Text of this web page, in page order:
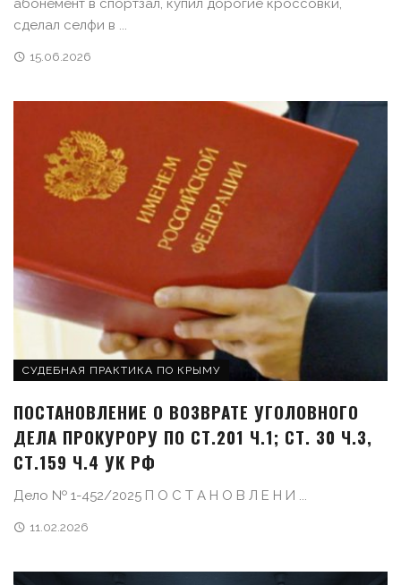
абонемент в спортзал, купил дорогие кроссовки,
сделал селфи в ...
15.06.2026
СУДЕБНАЯ ПРАКТИКА ПО КРЫМУ
ПОСТАНОВЛЕНИЕ О ВОЗВРАТЕ УГОЛОВНОГО
ДЕЛА ПРОКУРОРУ ПО СТ.201 Ч.1; СТ. 30 Ч.3,
СТ.159 Ч.4 УК РФ
Дело № 1-452/2025 П О С Т А Н О В Л Е Н И ...
11.02.2026